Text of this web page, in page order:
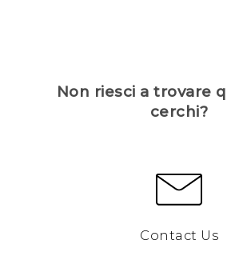
Non riesci a trovare
cerchi?
Contact Us